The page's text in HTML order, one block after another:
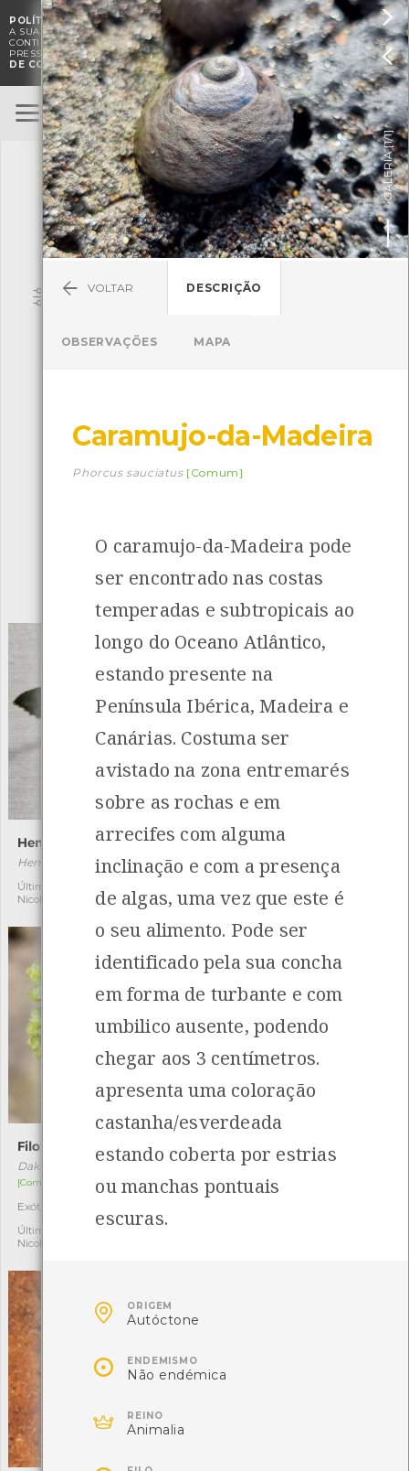
POLÍTICA DE COOKIES. O CMIA UTILIZA COOKIES PARA MELHORAR
A SUA EXPERIÊNCIA DE NAVEGAÇÃO E PARA FINS ESTATÍSTICOS.A
CONTINUAÇÃO DA UTILIZAÇÃO DESTE WEBSITE E SERVIÇOS
PRESSUPÕE A ACEITAÇÃO DA UTILIZAÇÃO DE COOKIES.POLÍTICA
DE COOKIES

ENTRAR
BioRegisto
TERMOS DE UTILIZAÇÃO
SUBMETER OBSERVAÇÃO
Pesquisa
Descarregar a app BioRegisto
Espécies 4839Observações
Hemithea aestivaria
Hemithea aestivaria
Última observação por:
Nicole Viana
Tritia incrassata
Tritia incrassata
Nicole Viana
Filoxera
Daktulosphaira vitifoliae
[Comum]
Exótica
Última observação por:
Nicole Viana
Craca
Chthamalus montagui
[Comum]


GALERIA [
1/1
]
VOLTAR DESCRIÇÃO
OBSERVAÇÕES MAPA
Caramujo-da-Madeira
Phorcus sauciatus [Comum]
O caramujo-da-Madeira pode
ser encontrado nas costas
temperadas e subtropicais ao
longo do Oceano Atlântico,
estando presente na
Península Ibérica, Madeira e
Canárias. Costuma ser
avistado na zona entremarés
sobre as rochas e em
arrecifes com alguma
inclinação e com a presença
de algas, uma vez que este é
o seu alimento. Pode ser
identificado pela sua concha
em forma de turbante e com
umbilico ausente, podendo
chegar aos 3 centímetros.
apresenta uma coloração
castanha/esverdeada
estando coberta por estrias
ou manchas pontuais
escuras.
 ORIGEM
Autóctone
 ENDEMISMO
Não endémica
 REINO
Animalia